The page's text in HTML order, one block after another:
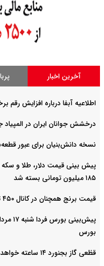
آخرین اخبار
اطلاعیه آبفا درباره افزایش
درخشش جوانان ایران در
نسخه دانش‌بنیان برای عبور
۱۸۵ میلیون تومانی بسته شد
قیمت برنج همچنان در کانال ۴۵۰ تا ۵۵۰ هزار تومان
بورس
قظعی گاز بجنورد ۱۴ ساعته خواهد بود